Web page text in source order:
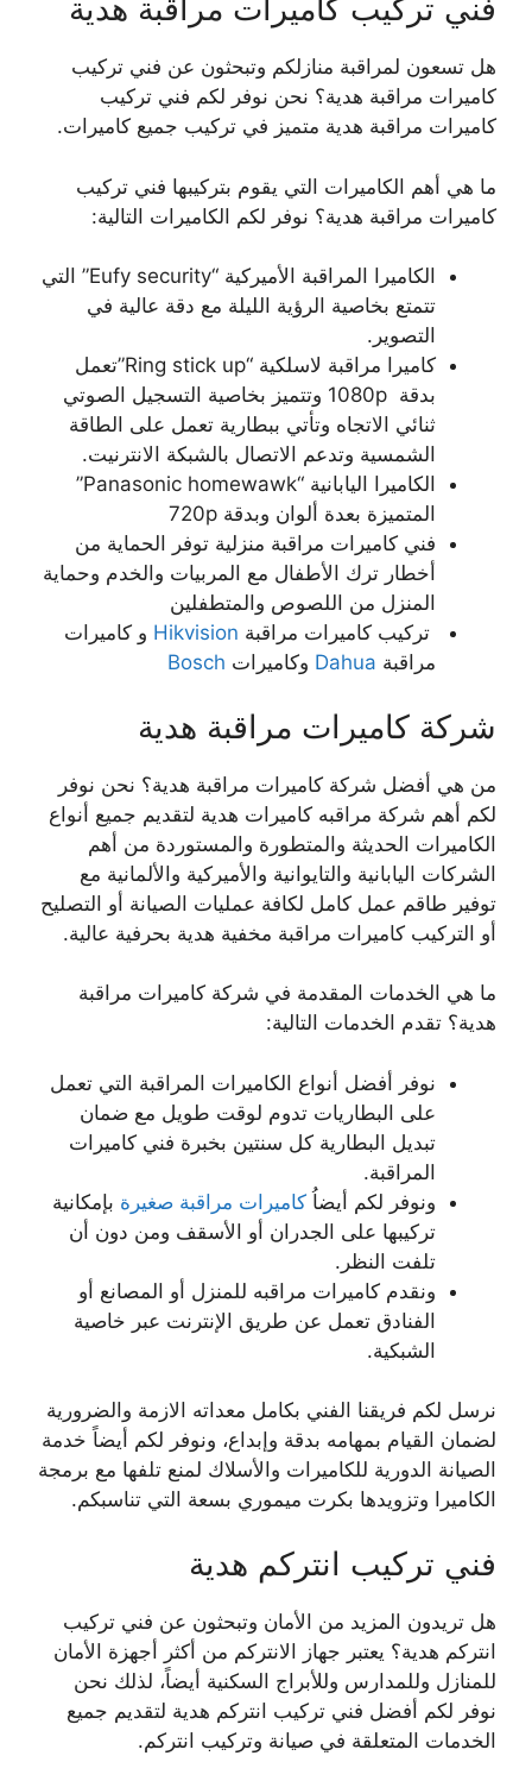
فني تركيب كاميرات مراقبة هدية
هل تسعون لمراقبة منازلكم وتبحثون عن فني تركيب
كاميرات مراقبة هدية؟ نحن نوفر لكم فني تركيب
كاميرات مراقبة هدية متميز في تركيب جميع كاميرات.
ما هي أهم الكاميرات التي يقوم بتركيبها فني تركيب
كاميرات مراقبة هدية؟ نوفر لكم الكاميرات التالية:
الكاميرا المراقبة الأميركية “Eufy security” التي
تتمتع بخاصية الرؤية الليلة مع دقة عالية في
التصوير.
كاميرا مراقبة لاسلكية “Ring stick up”تعمل
بدقة 1080p وتتميز بخاصية التسجيل الصوتي
ثنائي الاتجاه وتأتي ببطارية تعمل على الطاقة
الشمسية وتدعم الاتصال بالشبكة الانترنيت.
الكاميرا اليابانية “Panasonic homewawk”
المتميزة بعدة ألوان وبدقة 720p
فني كاميرات مراقبة منزلية توفر الحماية من
أخطار ترك الأطفال مع المربيات والخدم وحماية
المنزل من اللصوص والمتطفلين
تركيب كاميرات مراقبة Hikvision و كاميرات
مراقبة Dahua وكاميرات Bosch
شركة كاميرات مراقبة هدية
من هي أفضل شركة كاميرات مراقبة هدية؟ نحن نوفر
لكم أهم شركة مراقبه كاميرات هدية لتقديم جميع أنواع
الكاميرات الحديثة والمتطورة والمستوردة من أهم
الشركات اليابانية والتايوانية والأميركية والألمانية مع
توفير طاقم عمل كامل لكافة عمليات الصيانة أو التصليح
أو التركيب كاميرات مراقبة مخفية هدية بحرفية عالية.
ما هي الخدمات المقدمة في شركة كاميرات مراقبة
هدية؟ تقدم الخدمات التالية:
نوفر أفضل أنواع الكاميرات المراقبة التي تعمل
على البطاريات تدوم لوقت طويل مع ضمان
تبديل البطارية كل سنتين بخبرة فني كاميرات
المراقبة.
ونوفر لكم أيضاُ كاميرات مراقبة صغيرة بإمكانية
تركيبها على الجدران أو الأسقف ومن دون أن
تلفت النظر.
ونقدم كاميرات مراقبه للمنزل أو المصانع أو
الفنادق تعمل عن طريق الإنترنت عبر خاصية
الشبكية.
نرسل لكم فريقنا الفني بكامل معداته الازمة والضرورية
لضمان القيام بمهامه بدقة وإبداع، ونوفر لكم أيضاً خدمة
الصيانة الدورية للكاميرات والأسلاك لمنع تلفها مع برمجة
الكاميرا وتزويدها بكرت ميموري بسعة التي تناسبكم.
فني تركيب انتركم هدية
هل تريدون المزيد من الأمان وتبحثون عن فني تركيب
انتركم هدية؟ يعتبر جهاز الانتركم من أكثر أجهزة الأمان
للمنازل وللمدارس وللأبراج السكنية أيضاً، لذلك نحن
نوفر لكم أفضل فني تركيب انتركم هدية لتقديم جميع
الخدمات المتعلقة في صيانة وتركيب انتركم.